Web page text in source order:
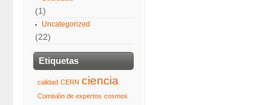
(1)
Uncategorized
(22)
Etiquetas
calidad CERN ciencia
Comisión de expertos cosmos